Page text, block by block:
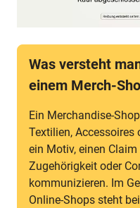
Was versteht
einem Merch-
Ein Merchandise-
Textilien, Accessoires
ein Motiv, einen
Zugehörigkeit oder
kommunizieren. Im
Online-Shops steht